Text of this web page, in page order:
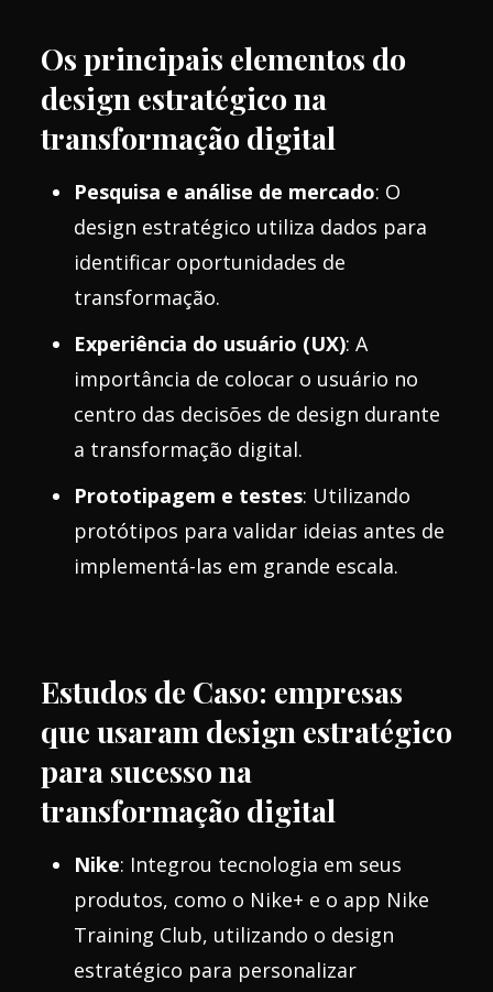
Os principais elementos do
design estratégico na
transformação digital
Pesquisa e análise de mercado: O
design estratégico utiliza dados para
identificar oportunidades de
transformação.
Experiência do usuário (UX): A
importância de colocar o usuário no
centro das decisões de design durante
a transformação digital.
Prototipagem e testes: Utilizando
protótipos para validar ideias antes de
implementá-las em grande escala.
Estudos de Caso: empresas
que usaram design estratégico
para sucesso na
transformação digital
Nike: Integrou tecnologia em seus
produtos, como o Nike+ e o app Nike
Training Club, utilizando o design
estratégico para personalizar